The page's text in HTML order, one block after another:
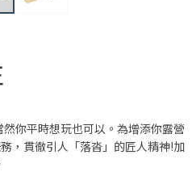
你平時想玩也可以。為增添你露營
，貫徹引人「落沓」的匠人精神!加